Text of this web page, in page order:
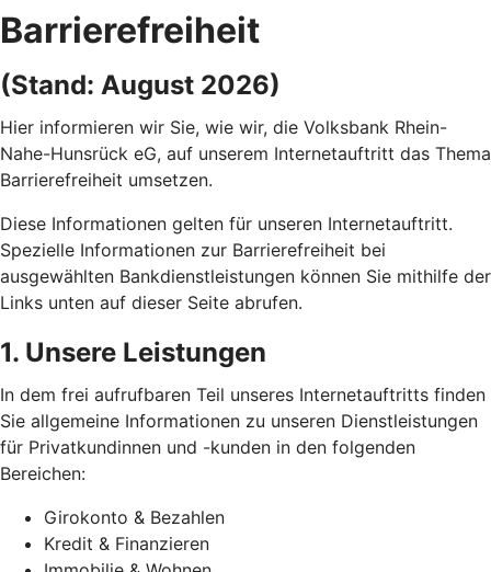
Barrierefreiheit
(Stand: August 2026)
Hier informieren wir Sie, wie wir, die Volksbank Rhein-
Nahe-Hunsrück eG, auf unserem Internetauftritt das Thema
Barrierefreiheit umsetzen.
Diese Informationen gelten für unseren Internetauftritt.
Spezielle Informationen zur Barrierefreiheit bei
ausgewählten Bankdienstleistungen können Sie mithilfe der
Links unten auf dieser Seite abrufen.
1. Unsere Leistungen
In dem frei aufrufbaren Teil unseres Internetauftritts finden
Sie allgemeine Informationen zu unseren Dienstleistungen
für Privatkundinnen und -kunden in den folgenden
Bereichen:
Girokonto & Bezahlen
Kredit & Finanzieren